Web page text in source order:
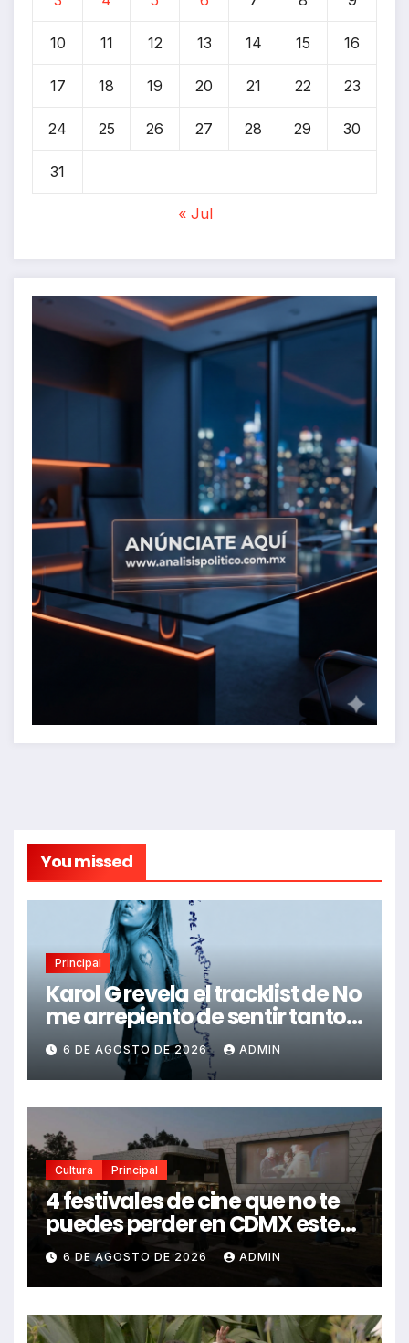
10 11 12 13 14 15 16
17 18 19 20 21 22 23
24 25 26 27 28 29 30
31
« Jul
You missed
Principal
Karol G revela el tracklist de No
me arrepiento de sentir tanto:
Drake, Bruno Mars y más
estrellas se suman al álbum
6 DE AGOSTO DE 2026 ADMIN
Cultura Principal
4 festivales de cine que no te
puedes perder en CDMX este
2026
6 DE AGOSTO DE 2026 ADMIN